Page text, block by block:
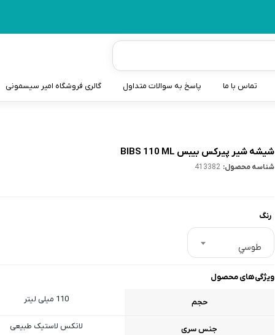
تماس با ما پاسخ به سوالات متداول گالری فروشگاه امیر سیسمونی
شیشه شیر پیرکس بیبس BIBS 110 ML
شناسه محصول: 413382
رنگ
طوسي
ویژگی‌های محصول
حجم 110 میلی لیتر
جنس سری لاتکس لاستیک طبیعی